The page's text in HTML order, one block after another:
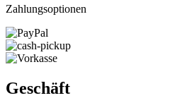
Zahlungsoptionen
Geschäft